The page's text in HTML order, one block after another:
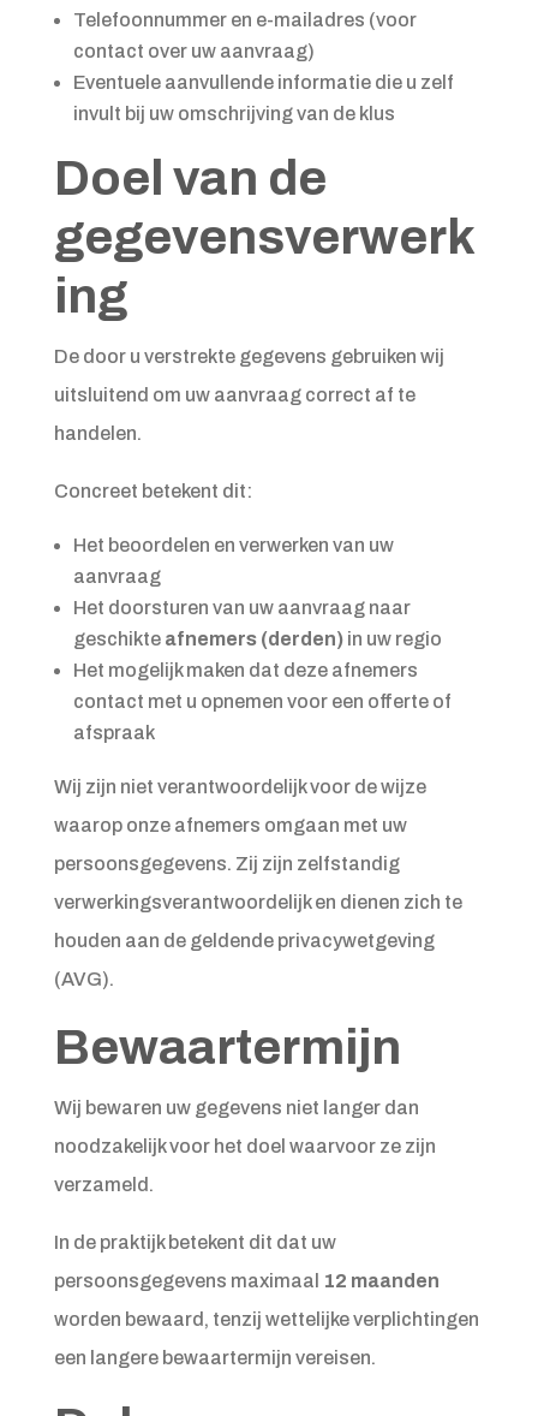
Telefoonnummer en e-mailadres (voor
contact over uw aanvraag)
Eventuele aanvullende informatie die u zelf
invult bij uw omschrijving van de klus
Doel van de
gegevensverwerk
ing
De door u verstrekte gegevens gebruiken wij
uitsluitend om uw aanvraag correct af te
handelen.
Concreet betekent dit:
Het beoordelen en verwerken van uw
aanvraag
Het doorsturen van uw aanvraag naar
geschikte afnemers (derden)in uw regio
Het mogelijk maken dat deze afnemers
contact met u opnemen voor een offerte of
afspraak
Wij zijn niet verantwoordelijk voor de wijze
waarop onze afnemers omgaan met uw
persoonsgegevens. Zij zijn zelfstandig
verwerkingsverantwoordelijk en dienen zich te
houden aan de geldende privacywetgeving
(AVG).
Bewaartermijn
Wij bewaren uw gegevens niet langer dan
noodzakelijk voor het doel waarvoor ze zijn
verzameld.
In de praktijk betekent dit dat uw
persoonsgegevens maximaal 12 maanden
worden bewaard, tenzij wettelijke verplichtingen
een langere bewaartermijn vereisen.